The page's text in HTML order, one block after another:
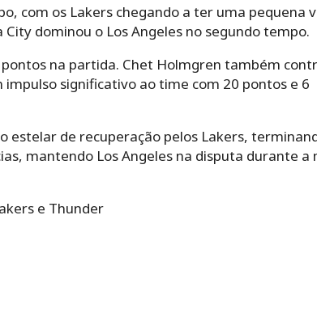
com os Lakers chegando a ter uma pequena
dominou o Los Angeles no segundo tempo.
na partida. Chet Holmgren também
significativo ao time com 20 pontos e 6
de recuperação pelos Lakers,
mantendo Los Angeles na disputa durante
e Thunder